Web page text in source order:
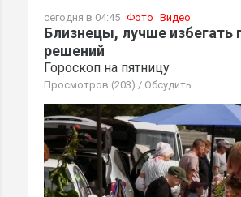
сегодня в 04:45 Фото Видео
Близнецы, лучше избегать
решений
Гороскоп на пятницу
Просмотров (203) / Обсудить